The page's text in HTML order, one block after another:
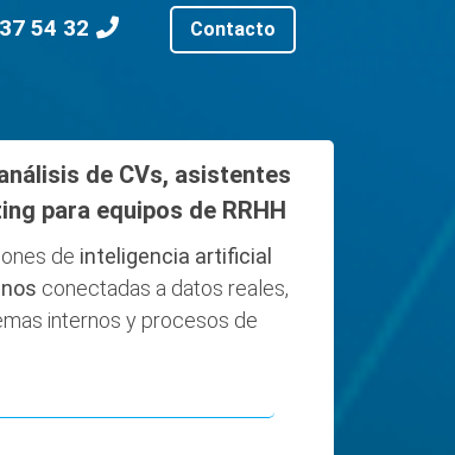
54 32 Contacto
de CVs, asistentes
para equipos de RRHH
de inteligencia artificial
conectadas a datos reales,
internos y procesos de